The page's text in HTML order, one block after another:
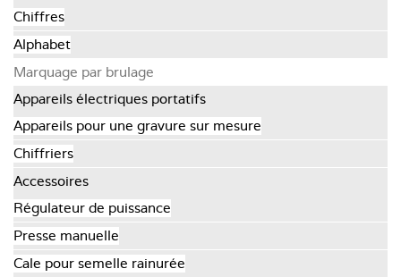
Chiffres
Alphabet
Marquage par brulage
Appareils électriques portatifs
Appareils pour une gravure sur mesure
Chiffriers
Accessoires
Régulateur de puissance
Presse manuelle
Cale pour semelle rainurée